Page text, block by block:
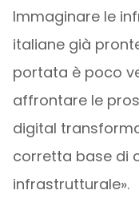
Immaginare le
italiane già
portata è poco
affrontare le
digital
corretta base di
infrastrutturale».